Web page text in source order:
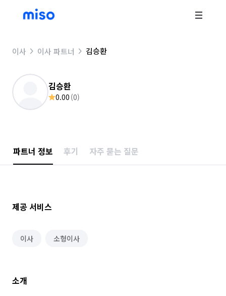
이사 이사 파트너 김승환
김승환
0.00 (0)
파트너 정보 후기 자주 묻는 질문
제공 서비스
이사 소형이사
소개